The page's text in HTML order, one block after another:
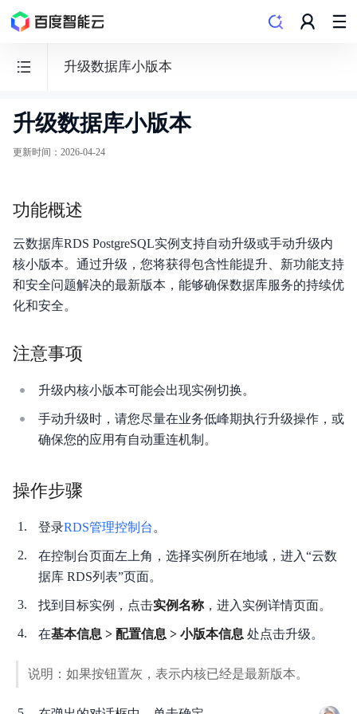
升级数据库小版本
云
数
RDS
动态与公告
快速入门
视频指南
操作指南
API参考
SDK
升级数据库小版本
更新时间 ： 2026-04-24
功能概述
云数据库RDS PostgreSQL实例支持自动升级或手动升级内
核小版本。通过升级，您将获得包含性能提升、新功能支持
和安全问题解决的最新版本，能够确保数据库服务的持续优
化和安全。
注意事项
升级内核小版本可能会出现实例切换。
手动升级时，请您尽量在业务低峰期执行升级操作，或
确保您的应用有自动重连机制。
操作步骤
登录RDS管理控制台 。
在控制台页面左上角，选择实例所在地域，进入“云数
据库 RDS列表”页面。
找到目标实例，点击实例名称，进入实例详情页面。
在基本信息 > 配置信息 > 小版本信息 处点击升级。
说明：如果按钮置灰，表示内核已经是最新版本。